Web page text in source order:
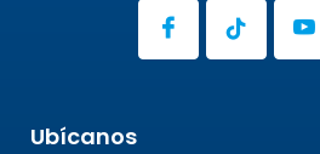
Ubícanos